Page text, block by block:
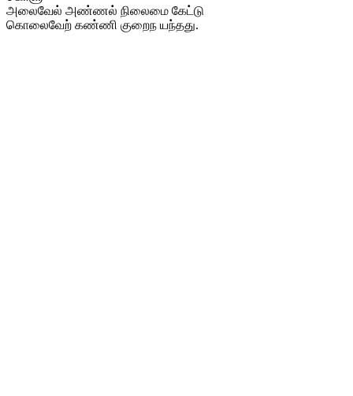
அலைவேல் அண்ணல் நிலைமை கேட்டு
கொலைவேற் கண்ணி குறைந யந்தது.